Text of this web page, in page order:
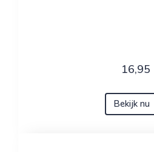
16,95
Bekijk nu